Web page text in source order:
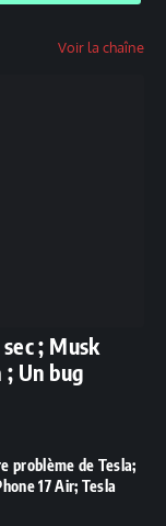
Voir la chaîne
; Musk
; Un bug
problème de Tesla;
17 Air; Tesla